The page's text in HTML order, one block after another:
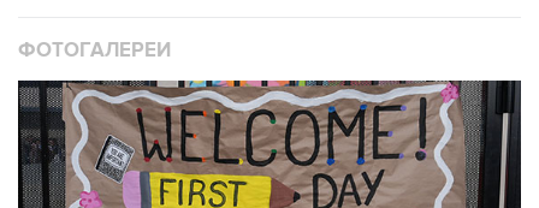
ФОТОГАЛЕРЕИ